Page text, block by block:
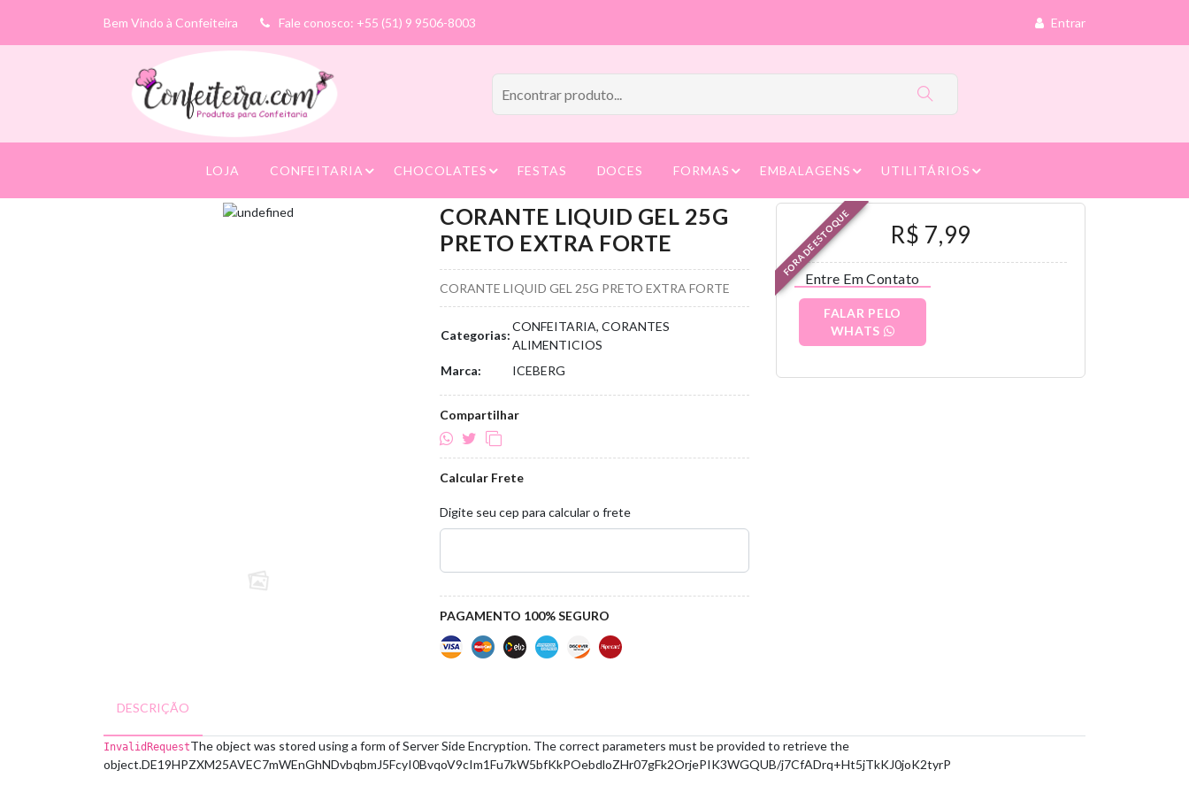
Bem Vindo à Confeiteira Fale conosco: +55 (51) 9 9506-8003 Entrar
LOJA CONFEITARIA CHOCOLATES FESTAS DOCES FORMAS EMBALAGENS UTILITÁRIOS
CORANTE LIQUID GEL 25G
PRETO EXTRA FORTE
CORANTE LIQUID GEL 25G PRETO EXTRA FORTE
Categorias:
CONFEITARIA, CORANTES
ALIMENTICIOS
Marca:
ICEBERG
Compartilhar
Calcular Frete
Digite seu cep para calcular o frete
PAGAMENTO 100% SEGURO
FORA DE ESTOQUE R$ 7,99
Entre Em Contato
FALAR PELO
WHATS
DESCRIÇÃO
InvalidRequestThe object was stored using a form of Server Side Encryption. The correct parameters must be provided to retrieve the
object.DE19HPZXM25AVEC7mWEnGhNDvbqbmJ5FcyI0BvqoV9cIm1Fu7kW5bfKkPOebdloZHr07gFk2OrjePIK3WGQUB/j7CfADrq+Ht5jTkKJ0joK2tyrP